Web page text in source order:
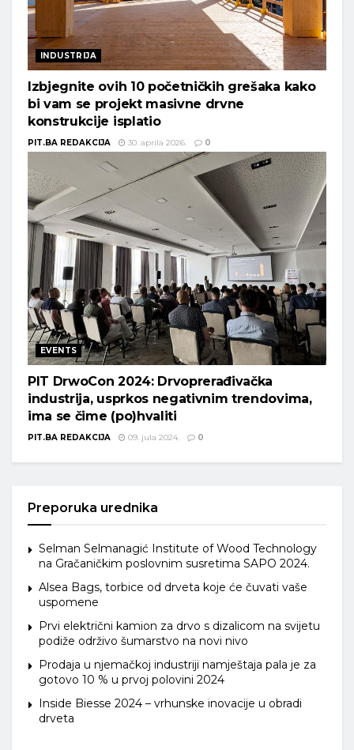
INDUSTRIJA
Izbjegnite ovih 10 početničkih grešaka kako
bi vam se projekt masivne drvne
konstrukcije isplatio
PIT.BA REDAKCIJA 30. aprila 2026. 0
EVENTS
PIT DrwoCon 2024: Drvoprerađivačka
industrija, usprkos negativnim trendovima,
ima se čime (po)hvaliti
PIT.BA REDAKCIJA 09. jula 2024. 0
Preporuka urednika
Selman Selmanagić Institute of Wood Technology
na Gračaničkim poslovnim susretima SAPO 2024.
Alsea Bags, torbice od drveta koje će čuvati vaše
uspomene
Prvi električni kamion za drvo s dizalicom na svijetu
podiže održivo šumarstvo na novi nivo
Prodaja u njemačkoj industriji namještaja pala je za
gotovo 10 % u prvoj polovini 2024
Inside Biesse 2024 – vrhunske inovacije u obradi
drveta